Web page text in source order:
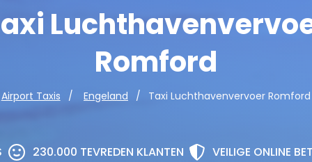
Romford
Airport Taxis Engeland Taxi Luchthavenvervoer Romford
230.000 TEVREDEN KLANTEN VEILIGE ONLINE